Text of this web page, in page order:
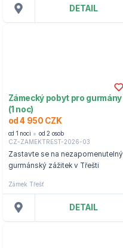
DETAIL
Zámecký pobyt pro gurmány
(1 noc)
od 4 950 CZK
od 1 noci
od 2 osob
CZ-ZAMEKTREST-2026-03
Zastavte se na nezapomenutelný
gurmánský zážitek v Třešti
Zámek Třešť
DETAIL